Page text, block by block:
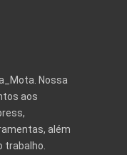
Nossa
aos
além